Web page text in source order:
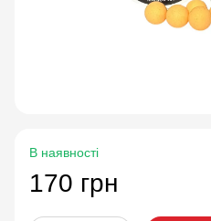
В наявності
170 грн